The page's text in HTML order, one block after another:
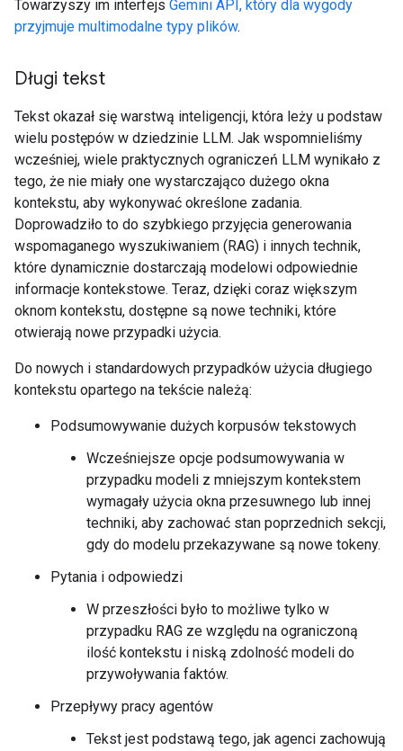
Towarzyszy im interfejs Gemini API, który dla wygody
przyjmuje multimodalne typy plików.
Długi tekst
Tekst okazał się warstwą inteligencji, która leży u podstaw
wielu postępów w dziedzinie LLM. Jak wspomnieliśmy
wcześniej, wiele praktycznych ograniczeń LLM wynikało z
tego, że nie miały one wystarczająco dużego okna
kontekstu, aby wykonywać określone zadania.
Doprowadziło to do szybkiego przyjęcia generowania
wspomaganego wyszukiwaniem (RAG) i innych technik,
które dynamicznie dostarczają modelowi odpowiednie
informacje kontekstowe. Teraz, dzięki coraz większym
oknom kontekstu, dostępne są nowe techniki, które
otwierają nowe przypadki użycia.
Do nowych i standardowych przypadków użycia długiego
kontekstu opartego na tekście należą:
Podsumowywanie dużych korpusów tekstowych
Wcześniejsze opcje podsumowywania w
przypadku modeli z mniejszym kontekstem
wymagały użycia okna przesuwnego lub innej
techniki, aby zachować stan poprzednich sekcji,
gdy do modelu przekazywane są nowe tokeny.
Pytania i odpowiedzi
W przeszłości było to możliwe tylko w
przypadku RAG ze względu na ograniczoną
ilość kontekstu i niską zdolność modeli do
przywoływania faktów.
Przepływy pracy agentów
Tekst jest podstawą tego, jak agenci zachowują